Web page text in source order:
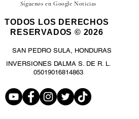
Síguenos en Google Noticias
TODOS LOS DERECHOS
RESERVADOS © 2026
SAN PEDRO SULA, HONDURAS
INVERSIONES DALMA S. DE R. L.
05019016814863